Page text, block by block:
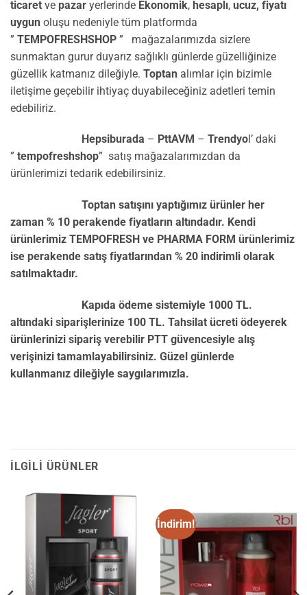
ticaret ve pazar yerlerinde Ekonomik, hesaplı, ucuz, fiyatı
uygun oluşu nedeniyle tüm platformda
” TEMPOFRESHSHOP ” mağazalarımızda sizlere
sunmaktan gurur duyarız sağlıklı günlerde güzelliğinize
güzellik katmanız dileğiyle. Toptan alımlar için bizimle
iletişime geçebilir ihtiyaç duyabileceğiniz adetleri temin
edebiliriz.
Hepsiburada – PttAVM – Trendyo l’ daki
” tempofreshshop” satış mağazalarımızdan da
ürünlerimizi tedarik edebilirsiniz.
Toptan satışını yaptığımız ürünler her
zaman % 10 perakende fiyatların altındadır. Kendi
ürünlerimiz TEMPOFRESH ve PHARMA FORM ürünlerimiz
ise perakende satış fiyatlarından % 20 indirimli olarak
satılmaktadır.
Kapıda ödeme sistemiyle 1000 TL.
altındaki siparişlerinize 100 TL. Tahsilat ücreti ödeyerek
ürünlerinizi sipariş verebilir PTT güvencesiyle alış
verişinizi tamamlayabilirsiniz. Güzel günlerde
kullanmanız dileğiyle saygılarımızla.
İLGILI ÜRÜNLER
İndirim!